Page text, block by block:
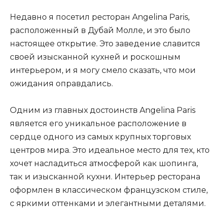
Недавно я посетил ресторан Angelina Paris,
расположенный в Дубай Молле, и это было
настоящее открытие. Это заведение славится
своей изысканной кухней и роскошным
интерьером, и я могу смело сказать, что мои
ожидания оправдались.
Одним из главных достоинств Angelina Paris
является его уникальное расположение в
сердце одного из самых крупных торговых
центров мира. Это идеальное место для тех, кто
хочет насладиться атмосферой как шопинга,
так и изысканной кухни. Интерьер ресторана
оформлен в классическом французском стиле,
с яркими оттенками и элегантными деталями.